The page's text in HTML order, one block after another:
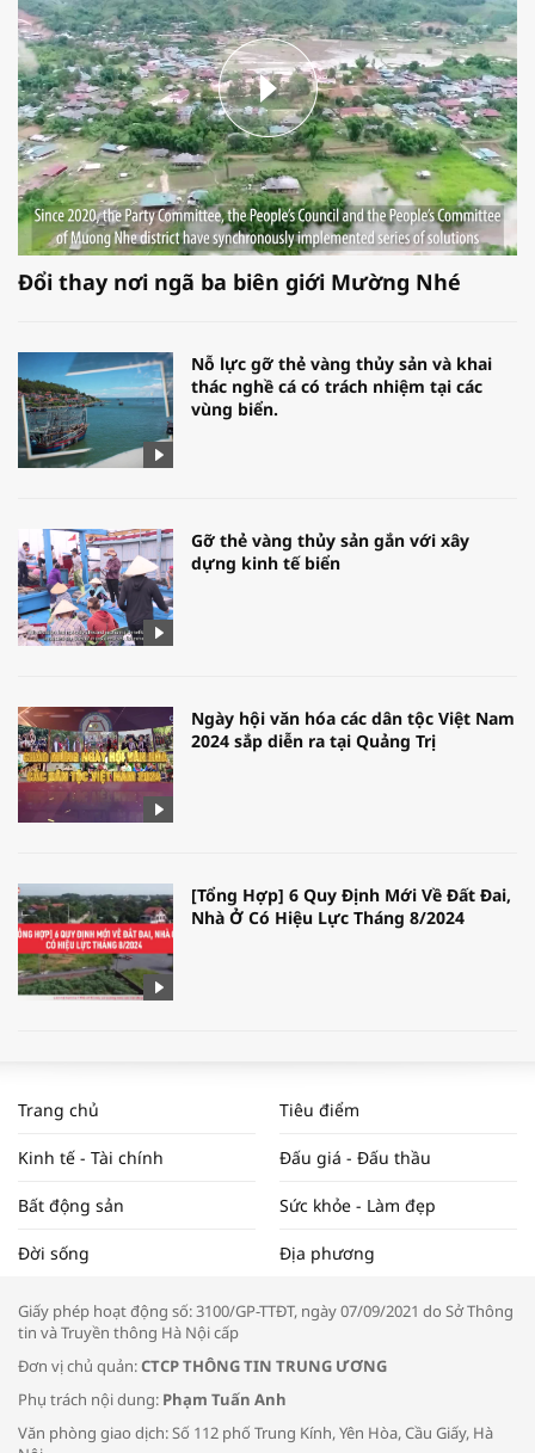
Đổi thay nơi ngã ba biên giới Mường Nhé
Nỗ lực gỡ thẻ vàng thủy sản và khai
thác nghề cá có trách nhiệm tại các
vùng biển.
Gỡ thẻ vàng thủy sản gắn với xây
dựng kinh tế biển
Ngày hội văn hóa các dân tộc Việt Nam
2024 sắp diễn ra tại Quảng Trị
[Tổng Hợp] 6 Quy Định Mới Về Đất Đai,
Nhà Ở Có Hiệu Lực Tháng 8/2024
NAM NĂM 2024 VÀ NĂM 2025 | NHỊP
ĐẬP THỊ TRƯỜNG #62
Tọa đàm “Xúc tiến thương mại: Khơi
Bác sĩ tư vấn cách phòng tránh bệnh
Trang chủ Tiêu điểm
Kinh tế - Tài chính Đấu giá - Đấu thầu
Bất động sản Sức khỏe - Làm đẹp
Đời sống Địa phương
Giấy phép hoạt động số: 3100/GP-TTĐT, ngày 07/09/2021 do Sở Thông
tin và Truyền thông Hà Nội cấp
Đơn vị chủ quản:CTCP THÔNG TIN TRUNG ƯƠNG
Phụ trách nội dung: Phạm Tuấn Anh
Văn phòng giao dịch: Số 112 phố Trung Kính, Yên Hòa, Cầu Giấy, Hà